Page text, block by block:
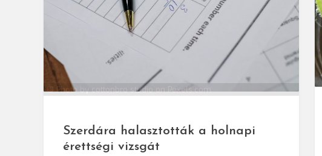
© Photo by cottonbro studio onPexels.com
Szerdára halasztották a holnapi
érettségi vizsgát